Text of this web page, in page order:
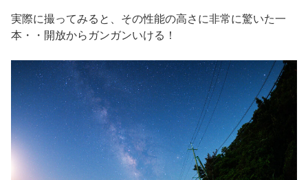
実際に撮ってみると、その性能の高さに非常に驚いた一
本・・開放からガンガンいける！